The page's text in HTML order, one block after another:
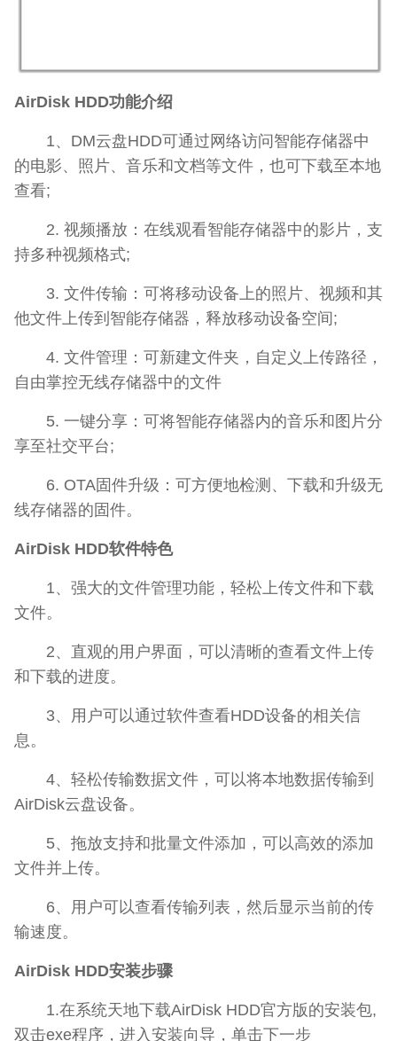
AirDisk HDD功能介绍
1、DM云盘HDD可通过网络访问智能存储器中
的电影、照片、音乐和文档等文件，也可下载至本地
查看;
2. 视频播放：在线观看智能存储器中的影片，支
持多种视频格式;
3. 文件传输：可将移动设备上的照片、视频和其
他文件上传到智能存储器，释放移动设备空间;
4. 文件管理：可新建文件夹，自定义上传路径，
自由掌控无线存储器中的文件
5. 一键分享：可将智能存储器内的音乐和图片分
享至社交平台;
6. OTA固件升级：可方便地检测、下载和升级无
线存储器的固件。
AirDisk HDD软件特色
1、强大的文件管理功能，轻松上传文件和下载
文件。
2、直观的用户界面，可以清晰的查看文件上传
和下载的进度。
3、用户可以通过软件查看HDD设备的相关信
息。
4、轻松传输数据文件，可以将本地数据传输到
AirDisk云盘设备。
5、拖放支持和批量文件添加，可以高效的添加
文件并上传。
6、用户可以查看传输列表，然后显示当前的传
输速度。
AirDisk HDD安装步骤
1.在系统天地下载AirDisk HDD官方版的安装包,
双击exe程序，进入安装向导，单击下一步